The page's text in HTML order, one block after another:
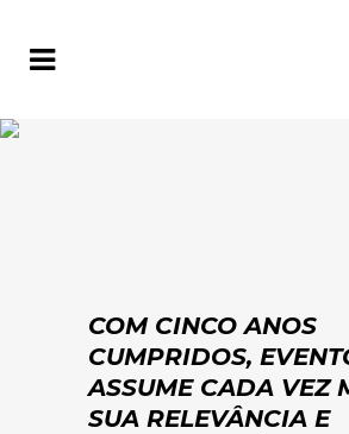
COM CINCO ANOS
CUMPRIDOS,
ASSUME CADA VEZ
SUA RELEVÂNCIA E